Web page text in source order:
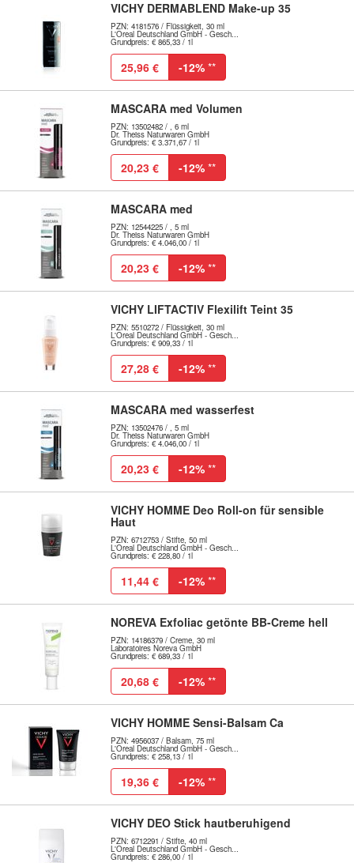
VICHY DERMABLEND Make-up 35
PZN: 4181576 / Flüssigkeit, 30 ml
L'Oreal Deutschland GmbH - Gesch...
Grundpreis: € 865,33 / 1l
25,96 € -12% **
MASCARA med Volumen
PZN: 13502482 / , 6 ml
Dr. Theiss Naturwaren GmbH
Grundpreis: € 3.371,67 / 1l
20,23 € -12% **
MASCARA med
PZN: 12544225 / , 5 ml
Dr. Theiss Naturwaren GmbH
Grundpreis: € 4.046,00 / 1l
20,23 € -12% **
VICHY LIFTACTIV Flexilift Teint 35
PZN: 5510272 / Flüssigkeit, 30 ml
L'Oreal Deutschland GmbH - Gesch...
Grundpreis: € 909,33 / 1l
27,28 € -12% **
MASCARA med wasserfest
PZN: 13502476 / , 5 ml
Dr. Theiss Naturwaren GmbH
Grundpreis: € 4.046,00 / 1l
20,23 € -12% **
VICHY HOMME Deo Roll-on für sensible
Haut
PZN: 6712753 / Stifte, 50 ml
L'Oreal Deutschland GmbH - Gesch...
Grundpreis: € 228,80 / 1l
11,44 € -12% **
NOREVA Exfoliac getönte BB-Creme hell
PZN: 14186379 / Creme, 30 ml
Laboratoires Noreva GmbH
Grundpreis: € 689,33 / 1l
20,68 € -12% **
VICHY HOMME Sensi-Balsam Ca
PZN: 4956037 / Balsam, 75 ml
L'Oreal Deutschland GmbH - Gesch...
Grundpreis: € 258,13 / 1l
19,36 € -12% **
VICHY DEO Stick hautberuhigend
PZN: 6712291 / Stifte, 40 ml
L'Oreal Deutschland GmbH - Gesch...
Grundpreis: € 286,00 / 1l